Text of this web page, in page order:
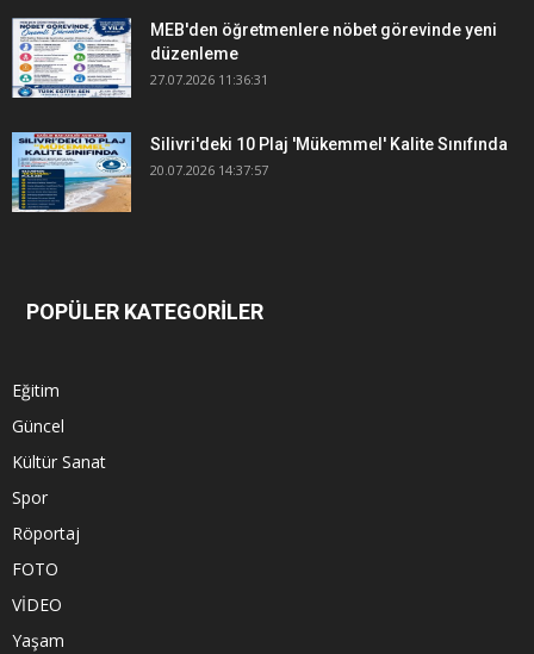
MEB'den öğretmenlere nöbet görevinde yeni
düzenleme
27.07.2026 11:36:31
Silivri'deki 10 Plaj 'Mükemmel' Kalite Sınıfında
20.07.2026 14:37:57
POPÜLER KATEGORİLER
Eğitim
Güncel
Kültür Sanat
Spor
Röportaj
FOTO
VİDEO
Yaşam